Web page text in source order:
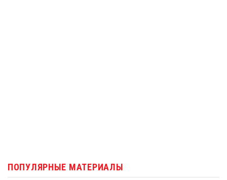
ПОПУЛЯРНЫЕ МАТЕРИАЛЫ